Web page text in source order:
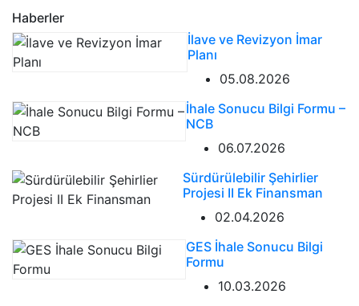
Haberler
İlave ve Revizyon İmar
Planı
05.08.2026
İhale Sonucu Bilgi Formu –
NCB
06.07.2026
Sürdürülebilir Şehirlier
Projesi II Ek Finansman
02.04.2026
GES İhale Sonucu Bilgi
Formu
10.03.2026